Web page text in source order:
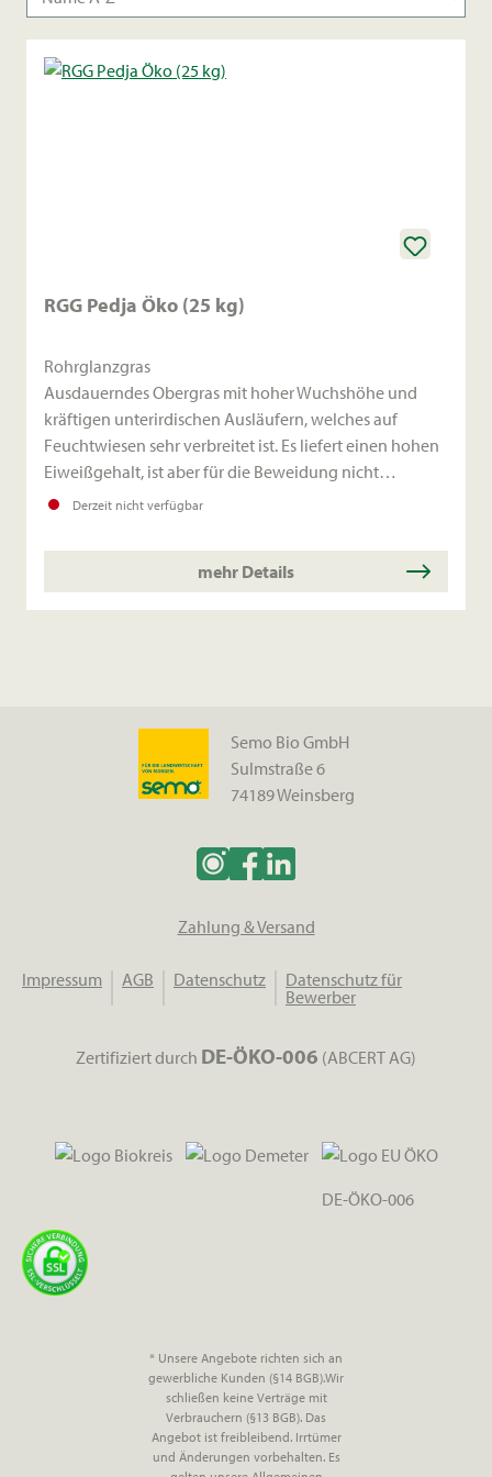
RGG Pedja Öko (25 kg)
Rohrglanzgras
Ausdauerndes Obergras mit hoher Wuchshöhe und
kräftigen unterirdischen Ausläufern, welches auf
Feuchtwiesen sehr verbreitet ist. Es liefert einen hohen
Eiweißgehalt, ist aber für die Beweidung nicht
geeignet.
Derzeit nicht verfügbar
mehr Details
Semo Bio GmbH
Sulmstraße 6
74189 Weinsberg
Zahlung & Versand
Impressum AGB Datenschutz
Datenschutz für
Bewerber
Zertifiziert durch DE-ÖKO-006 (ABCERT AG)
DE-ÖKO-006
* Unsere Angebote richten sich an
gewerbliche Kunden (§14 BGB).Wir
schließen keine Verträge mit
Verbrauchern (§13 BGB). Das
Angebot ist freibleibend. Irrtümer
und Änderungen vorbehalten. Es